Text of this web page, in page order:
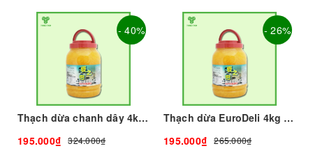
- 40%
Thạch dừa chanh dây 4kg I Nguyên Liệu Pha Chế - Tobee Food
195.000₫
324.000₫
- 26%
Thạch dừa EuroDeli 4kg I Nguyên Liệu Pha Chế - Tobee Food
195.000₫
265.000₫